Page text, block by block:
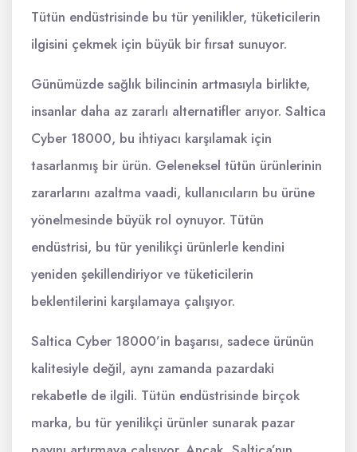
Tütün endüstrisinde bu tür yenilikler, tüketicilerin
ilgisini çekmek için büyük bir fırsat sunuyor.
Günümüzde sağlık bilincinin artmasıyla birlikte,
insanlar daha az zararlı alternatifler arıyor. Saltica
Cyber 18000, bu ihtiyacı karşılamak için
tasarlanmış bir ürün. Geleneksel tütün ürünlerinin
zararlarını azaltma vaadi, kullanıcıların bu ürüne
yönelmesinde büyük rol oynuyor. Tütün
endüstrisi, bu tür yenilikçi ürünlerle kendini
yeniden şekillendiriyor ve tüketicilerin
beklentilerini karşılamaya çalışıyor.
Saltica Cyber 18000’in başarısı, sadece ürünün
kalitesiyle değil, aynı zamanda pazardaki
rekabetle de ilgili. Tütün endüstrisinde birçok
marka, bu tür yenilikçi ürünler sunarak pazar